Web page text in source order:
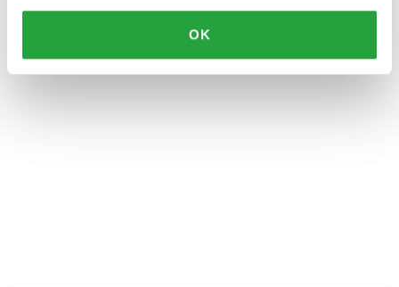
OK